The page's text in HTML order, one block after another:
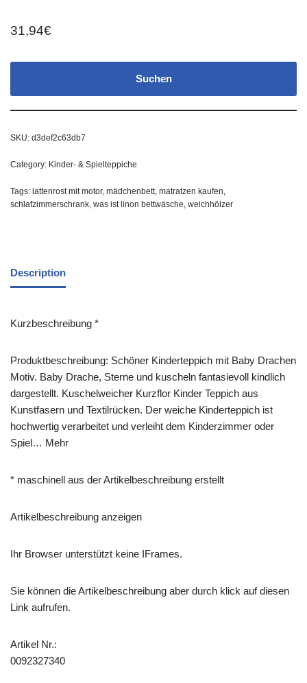
31,94€
Suchen
SKU: d3def2c63db7
Category: Kinder- & Spielteppiche
Tags: lattenrost mit motor, mädchenbett, matratzen kaufen,
schlafzimmerschrank, was ist linon bettwäsche, weichhölzer
Description
Kurzbeschreibung *
Produktbeschreibung: Schöner Kinderteppich mit Baby Drachen
Motiv. Baby Drache, Sterne und kuscheln fantasievoll kindlich
dargestellt. Kuschelweicher Kurzflor Kinder Teppich aus
Kunstfasern und Textilrücken. Der weiche Kinderteppich ist
hochwertig verarbeitet und verleiht dem Kinderzimmer oder
Spiel… Mehr
* maschinell aus der Artikelbeschreibung erstellt
Artikelbeschreibung anzeigen
Ihr Browser unterstützt keine IFrames.
Sie können die Artikelbeschreibung aber durch klick auf diesen
Link aufrufen.
Artikel Nr.:
0092327340